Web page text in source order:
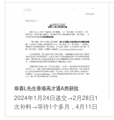
恭喜L先生香港高才通A类获批
2024年1月24日递交→2月28日1
次补料→等待1个多月，4月11日
迎来了喜讯。